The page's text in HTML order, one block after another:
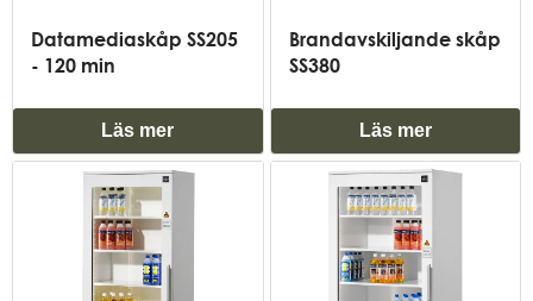
Datamediaskåp SS205
- 120 min
Läs mer
Brandavskiljande skåp
SS380
Läs mer